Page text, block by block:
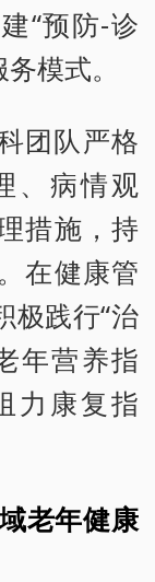
“预防-诊
模式。
团队严格
、病情观
措施，持
在健康管
极践行“治
年营养指
力康复指
老年健康